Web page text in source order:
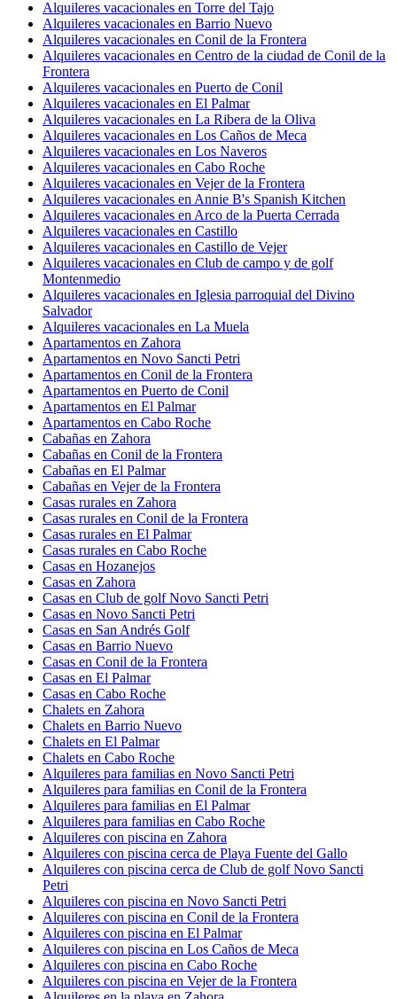
Alquileres vacacionales en Torre del Tajo
Alquileres vacacionales en Barrio Nuevo
Alquileres vacacionales en Conil de la Frontera
Alquileres vacacionales en Centro de la ciudad de Conil de la
Frontera
Alquileres vacacionales en Puerto de Conil
Alquileres vacacionales en El Palmar
Alquileres vacacionales en La Ribera de la Oliva
Alquileres vacacionales en Los Caños de Meca
Alquileres vacacionales en Los Naveros
Alquileres vacacionales en Cabo Roche
Alquileres vacacionales en Vejer de la Frontera
Alquileres vacacionales en Annie B's Spanish Kitchen
Alquileres vacacionales en Arco de la Puerta Cerrada
Alquileres vacacionales en Castillo
Alquileres vacacionales en Castillo de Vejer
Alquileres vacacionales en Club de campo y de golf
Montenmedio
Alquileres vacacionales en Iglesia parroquial del Divino
Salvador
Alquileres vacacionales en La Muela
Apartamentos en Zahora
Apartamentos en Novo Sancti Petri
Apartamentos en Conil de la Frontera
Apartamentos en Puerto de Conil
Apartamentos en El Palmar
Apartamentos en Cabo Roche
Cabañas en Zahora
Cabañas en Conil de la Frontera
Cabañas en El Palmar
Cabañas en Vejer de la Frontera
Casas rurales en Zahora
Casas rurales en Conil de la Frontera
Casas rurales en El Palmar
Casas rurales en Cabo Roche
Casas en Hozanejos
Casas en Zahora
Casas en Club de golf Novo Sancti Petri
Casas en Novo Sancti Petri
Casas en San Andrés Golf
Casas en Barrio Nuevo
Casas en Conil de la Frontera
Casas en El Palmar
Casas en Cabo Roche
Chalets en Zahora
Chalets en Barrio Nuevo
Chalets en El Palmar
Chalets en Cabo Roche
Alquileres para familias en Novo Sancti Petri
Alquileres para familias en Conil de la Frontera
Alquileres para familias en El Palmar
Alquileres para familias en Cabo Roche
Alquileres con piscina en Zahora
Alquileres con piscina cerca de Playa Fuente del Gallo
Alquileres con piscina cerca de Club de golf Novo Sancti
Petri
Alquileres con piscina en Novo Sancti Petri
Alquileres con piscina en Conil de la Frontera
Alquileres con piscina en El Palmar
Alquileres con piscina en Los Caños de Meca
Alquileres con piscina en Cabo Roche
Alquileres con piscina en Vejer de la Frontera